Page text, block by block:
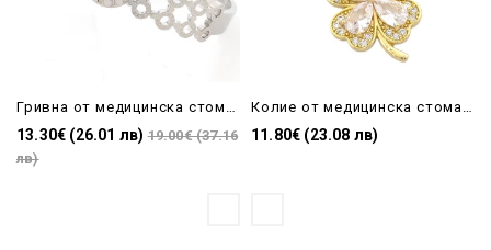
13.30€ (26.01 лв) 19.00€ (37.16
лв)
11.80€ (23.08 лв)